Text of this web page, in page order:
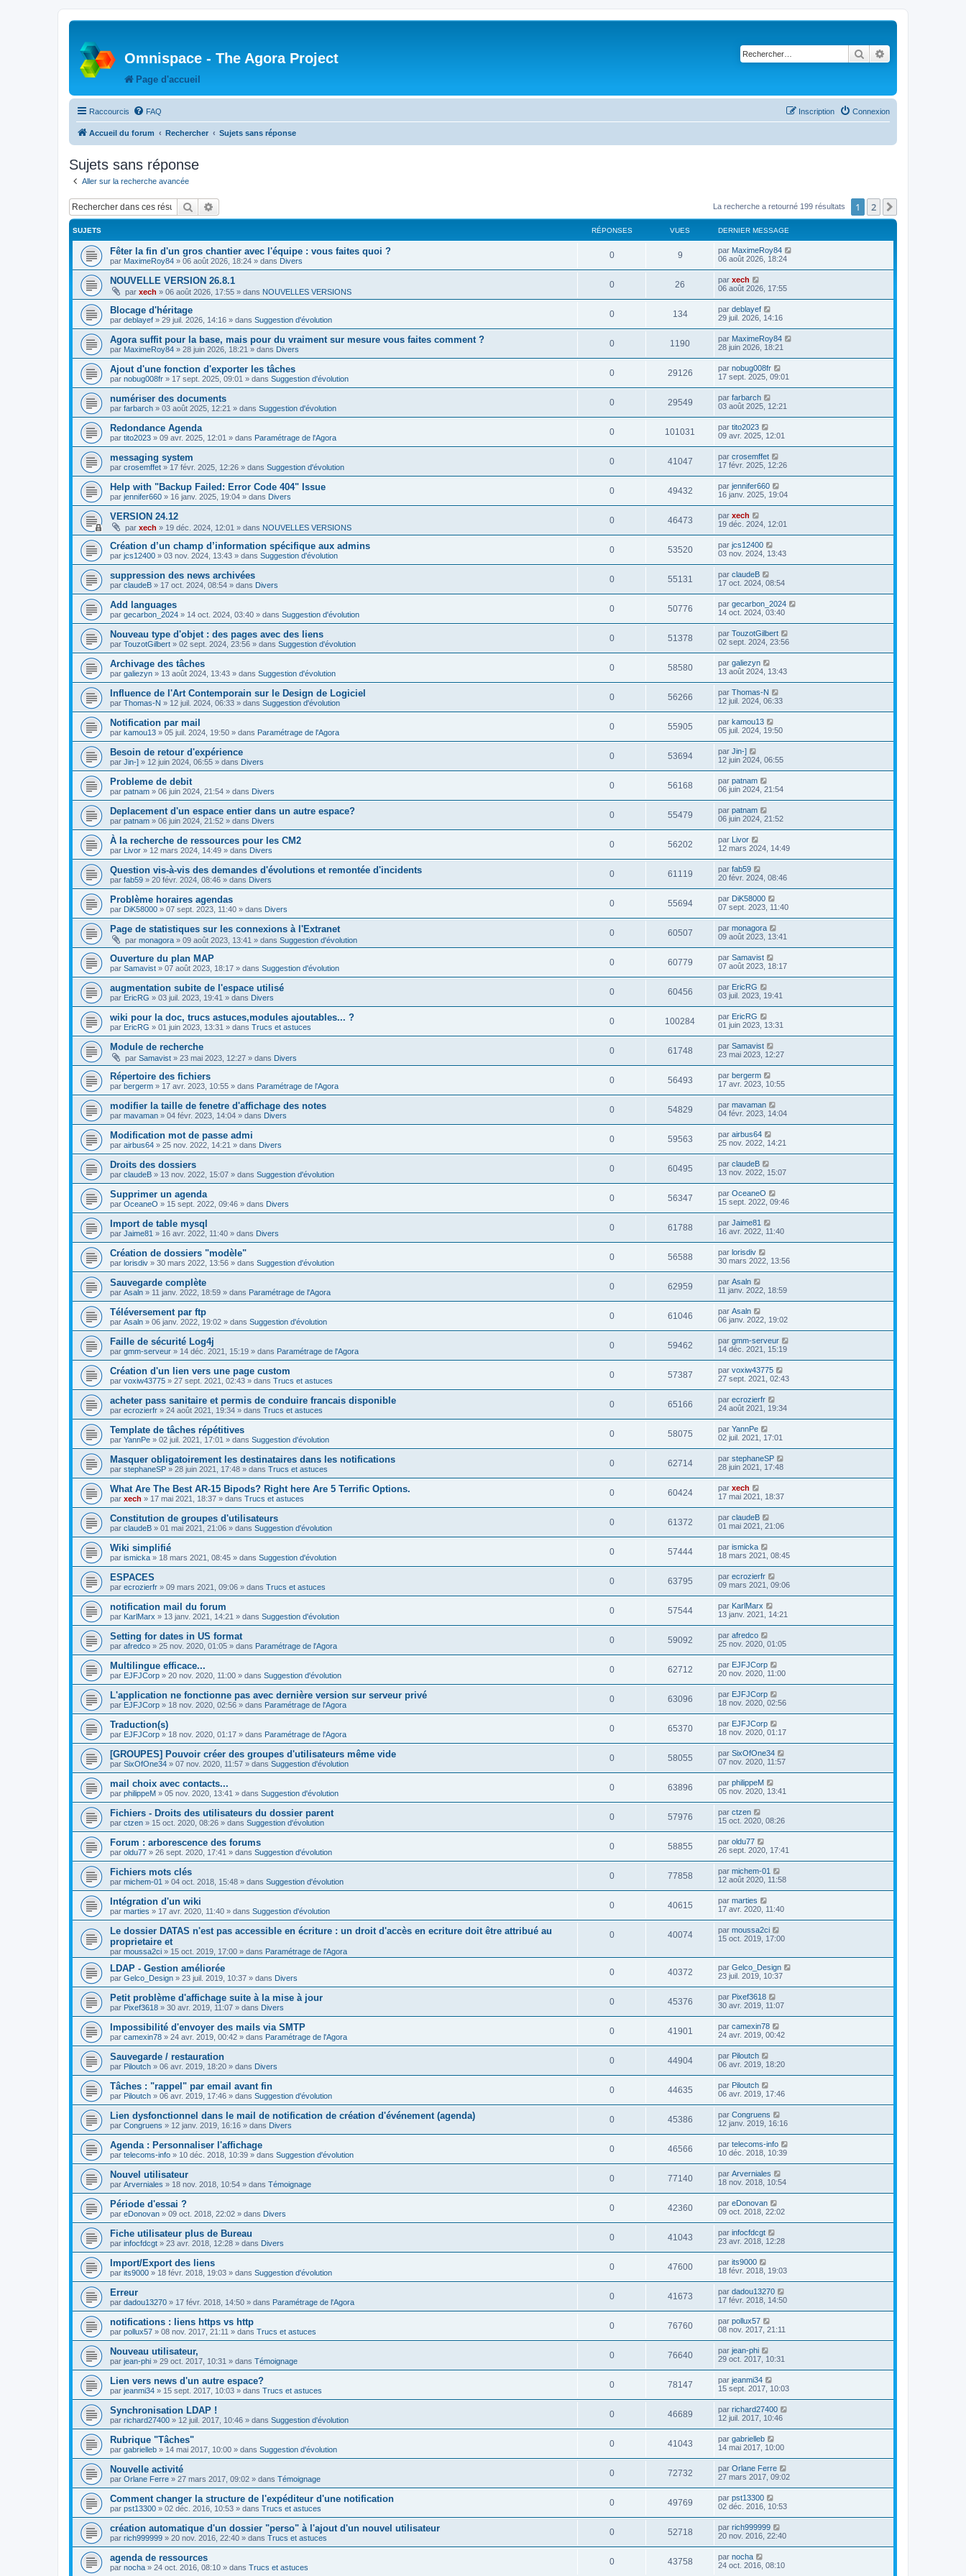
Omnispace - The Agora Project
Page d'accueil
Rechercher
Raccourcis FAQ Connexion
Inscription
Accueil du forum Rechercher Sujets sans réponse
Sujets sans réponse
Aller sur la recherche avancée
Rechercher La recherche a retourné 199 résultats 1 2
SUJETS RÉPONSES VUES DERNIER MESSAGE
Fêter la fin d'un gros chantier avec l'équipe : vous faites quoi ?
par MaximeRoy84 » 06 août 2026, 18:24 » dans Divers
0 9 par MaximeRoy84
06 août 2026, 18:24
NOUVELLE VERSION 26.8.1
par xech » 06 août 2026, 17:55 » dans NOUVELLES VERSIONS
0 26 par xech
06 août 2026, 17:55
Blocage d'héritage
par deblayef » 29 juil. 2026, 14:16 » dans Suggestion d'évolution
0 134 par deblayef
29 juil. 2026, 14:16
Agora suffit pour la base, mais pour du vraiment sur mesure vous faites comment ?
par MaximeRoy84 » 28 juin 2026, 18:21 » dans Divers
0 1190 par MaximeRoy84
28 juin 2026, 18:21
Ajout d'une fonction d'exporter les tâches
par nobug008fr » 17 sept. 2025, 09:01 » dans Suggestion d'évolution
0 29126 par nobug008fr
17 sept. 2025, 09:01
numériser des documents
par farbarch » 03 août 2025, 12:21 » dans Suggestion d'évolution
0 29549 par farbarch
03 août 2025, 12:21
Redondance Agenda
par tito2023 » 09 avr. 2025, 12:01 » dans Paramétrage de l'Agora
0 101031 par tito2023
09 avr. 2025, 12:01
messaging system
par crosemffet » 17 févr. 2025, 12:26 » dans Suggestion d'évolution
0 41047 par crosemffet
17 févr. 2025, 12:26
Help with "Backup Failed: Error Code 404" Issue
par jennifer660 » 16 janv. 2025, 19:04 » dans Divers
0 49432 par jennifer660
16 janv. 2025, 19:04
VERSION 24.12
par xech » 19 déc. 2024, 12:01 » dans NOUVELLES VERSIONS
0 46473 par xech
19 déc. 2024, 12:01
Création d’un champ d’information spécifique aux admins
par jcs12400 » 03 nov. 2024, 13:43 » dans Suggestion d'évolution
0 53520 par jcs12400
03 nov. 2024, 13:43
suppression des news archivées
par claudeB » 17 oct. 2024, 08:54 » dans Divers
0 55131 par claudeB
17 oct. 2024, 08:54
Add languages
par gecarbon_2024 » 14 oct. 2024, 03:40 » dans Suggestion d'évolution
0 50776 par gecarbon_2024
14 oct. 2024, 03:40
Nouveau type d'objet : des pages avec des liens
par TouzotGilbert » 02 sept. 2024, 23:56 » dans Suggestion d'évolution
0 51378 par TouzotGilbert
02 sept. 2024, 23:56
Archivage des tâches
par galiezyn » 13 août 2024, 13:43 » dans Suggestion d'évolution
0 58580 par galiezyn
13 août 2024, 13:43
Influence de l'Art Contemporain sur le Design de Logiciel
par Thomas-N » 12 juil. 2024, 06:33 » dans Suggestion d'évolution
0 56266 par Thomas-N
12 juil. 2024, 06:33
Notification par mail
par kamou13 » 05 juil. 2024, 19:50 » dans Paramétrage de l'Agora
0 55905 par kamou13
05 juil. 2024, 19:50
Besoin de retour d'expérience
par Jin-] » 12 juin 2024, 06:55 » dans Divers
0 53694 par Jin-]
12 juin 2024, 06:55
Probleme de debit
par patnam » 06 juin 2024, 21:54 » dans Divers
0 56168 par patnam
06 juin 2024, 21:54
Deplacement d'un espace entier dans un autre espace?
par patnam » 06 juin 2024, 21:52 » dans Divers
0 55479 par patnam
06 juin 2024, 21:52
À la recherche de ressources pour les CM2
par Livor » 12 mars 2024, 14:49 » dans Divers
0 56202 par Livor
12 mars 2024, 14:49
Question vis-à-vis des demandes d'évolutions et remontée d'incidents
par fab59 » 20 févr. 2024, 08:46 » dans Divers
0 61119 par fab59
20 févr. 2024, 08:46
Problème horaires agendas
par DiK58000 » 07 sept. 2023, 11:40 » dans Divers
0 55694 par DiK58000
07 sept. 2023, 11:40
Page de statistiques sur les connexions à l'Extranet
par monagora » 09 août 2023, 13:41 » dans Suggestion d'évolution
0 60507 par monagora
09 août 2023, 13:41
Ouverture du plan MAP
par Samavist » 07 août 2023, 18:17 » dans Suggestion d'évolution
0 60779 par Samavist
07 août 2023, 18:17
augmentation subite de l'espace utilisé
par EricRG » 03 juil. 2023, 19:41 » dans Divers
0 60456 par EricRG
03 juil. 2023, 19:41
wiki pour la doc, trucs astuces,modules ajoutables... ?
par EricRG » 01 juin 2023, 13:31 » dans Trucs et astuces
0 100284 par EricRG
01 juin 2023, 13:31
Module de recherche
par Samavist » 23 mai 2023, 12:27 » dans Divers
0 61748 par Samavist
23 mai 2023, 12:27
Répertoire des fichiers
par bergerm » 17 avr. 2023, 10:55 » dans Paramétrage de l'Agora
0 56493 par bergerm
17 avr. 2023, 10:55
modifier la taille de fenetre d'affichage des notes
par mavaman » 04 févr. 2023, 14:04 » dans Divers
0 54829 par mavaman
04 févr. 2023, 14:04
Modification mot de passe admi
par airbus64 » 25 nov. 2022, 14:21 » dans Divers
0 59563 par airbus64
25 nov. 2022, 14:21
Droits des dossiers
par claudeB » 13 nov. 2022, 15:07 » dans Suggestion d'évolution
0 60495 par claudeB
13 nov. 2022, 15:07
Supprimer un agenda
par OceaneO » 15 sept. 2022, 09:46 » dans Divers
0 56347 par OceaneO
15 sept. 2022, 09:46
Import de table mysql
par Jaime81 » 16 avr. 2022, 11:40 » dans Divers
0 61788 par Jaime81
16 avr. 2022, 11:40
Création de dossiers "modèle"
par lorisdiv » 30 mars 2022, 13:56 » dans Suggestion d'évolution
0 56588 par lorisdiv
30 mars 2022, 13:56
Sauvegarde complète
par Asaln » 11 janv. 2022, 18:59 » dans Paramétrage de l'Agora
0 62959 par Asaln
11 janv. 2022, 18:59
Téléversement par ftp
par Asaln » 06 janv. 2022, 19:02 » dans Suggestion d'évolution
0 61046 par Asaln
06 janv. 2022, 19:02
Faille de sécurité Log4j
par gmm-serveur » 14 déc. 2021, 15:19 » dans Paramétrage de l'Agora
0 59462 par gmm-serveur
14 déc. 2021, 15:19
Création d'un lien vers une page custom
par voxiw43775 » 27 sept. 2021, 02:43 » dans Trucs et astuces
0 57387 par voxiw43775
27 sept. 2021, 02:43
acheter pass sanitaire et permis de conduire francais disponible
par ecrozierfr » 24 août 2021, 19:34 » dans Trucs et astuces
0 65166 par ecrozierfr
24 août 2021, 19:34
Template de tâches répétitives
par YannPe » 02 juil. 2021, 17:01 » dans Suggestion d'évolution
0 58075 par YannPe
02 juil. 2021, 17:01
Masquer obligatoirement les destinataires dans les notifications
par stephaneSP » 28 juin 2021, 17:48 » dans Trucs et astuces
0 62714 par stephaneSP
28 juin 2021, 17:48
What Are The Best AR-15 Bipods? Right here Are 5 Terrific Options.
par xech » 17 mai 2021, 18:37 » dans Trucs et astuces
0 60424 par xech
17 mai 2021, 18:37
Constitution de groupes d'utilisateurs
par claudeB » 01 mai 2021, 21:06 » dans Suggestion d'évolution
0 61372 par claudeB
01 mai 2021, 21:06
Wiki simplifié
par ismicka » 18 mars 2021, 08:45 » dans Suggestion d'évolution
0 57444 par ismicka
18 mars 2021, 08:45
ESPACES
par ecrozierfr » 09 mars 2021, 09:06 » dans Trucs et astuces
0 63795 par ecrozierfr
09 mars 2021, 09:06
notification mail du forum
par KarlMarx » 13 janv. 2021, 14:21 » dans Suggestion d'évolution
0 57544 par KarlMarx
13 janv. 2021, 14:21
Setting for dates in US format
par afredco » 25 nov. 2020, 01:05 » dans Paramétrage de l'Agora
0 59092 par afredco
25 nov. 2020, 01:05
Multilingue efficace...
par EJFJCorp » 20 nov. 2020, 11:00 » dans Suggestion d'évolution
0 62712 par EJFJCorp
20 nov. 2020, 11:00
L'application ne fonctionne pas avec dernière version sur serveur privé
par EJFJCorp » 18 nov. 2020, 02:56 » dans Paramétrage de l'Agora
0 63096 par EJFJCorp
18 nov. 2020, 02:56
Traduction(s)
par EJFJCorp » 18 nov. 2020, 01:17 » dans Paramétrage de l'Agora
0 65370 par EJFJCorp
18 nov. 2020, 01:17
[GROUPES] Pouvoir créer des groupes d'utilisateurs même vide
par SixOfOne34 » 07 nov. 2020, 11:57 » dans Suggestion d'évolution
0 58055 par SixOfOne34
07 nov. 2020, 11:57
mail choix avec contacts...
par philippeM » 05 nov. 2020, 13:41 » dans Suggestion d'évolution
0 63896 par philippeM
05 nov. 2020, 13:41
Fichiers - Droits des utilisateurs du dossier parent
par ctzen » 15 oct. 2020, 08:26 » dans Suggestion d'évolution
0 57976 par ctzen
15 oct. 2020, 08:26
Forum : arborescence des forums
par oldu77 » 26 sept. 2020, 17:41 » dans Suggestion d'évolution
0 58855 par oldu77
26 sept. 2020, 17:41
Fichiers mots clés
par michem-01 » 04 oct. 2018, 15:48 » dans Suggestion d'évolution
0 77858 par michem-01
12 août 2020, 11:58
Intégration d'un wiki
par marties » 17 avr. 2020, 11:40 » dans Suggestion d'évolution
0 40615 par marties
17 avr. 2020, 11:40
Le dossier DATAS n'est pas accessible en écriture : un droit d'accès en ecriture doit être attribué au
proprietaire et
par moussa2ci » 15 oct. 2019, 17:00 » dans Paramétrage de l'Agora
0 40074 par moussa2ci
15 oct. 2019, 17:00
LDAP - Gestion améliorée
par Gelco_Design » 23 juil. 2019, 10:37 » dans Divers
0 40372 par Gelco_Design
23 juil. 2019, 10:37
Petit problème d'affichage suite à la mise à jour
par Pixef3618 » 30 avr. 2019, 11:07 » dans Divers
0 45376 par Pixef3618
30 avr. 2019, 11:07
Impossibilité d'envoyer des mails via SMTP
par camexin78 » 24 avr. 2019, 00:42 » dans Paramétrage de l'Agora
0 41901 par camexin78
24 avr. 2019, 00:42
Sauvegarde / restauration
par Piloutch » 06 avr. 2019, 18:20 » dans Divers
0 44904 par Piloutch
06 avr. 2019, 18:20
Tâches : "rappel" par email avant fin
par Piloutch » 06 avr. 2019, 17:46 » dans Suggestion d'évolution
0 44635 par Piloutch
06 avr. 2019, 17:46
Lien dysfonctionnel dans le mail de notification de création d'événement (agenda)
par Congruens » 12 janv. 2019, 16:16 » dans Divers
0 45386 par Congruens
12 janv. 2019, 16:16
Agenda : Personnaliser l'affichage
par telecoms-info » 10 déc. 2018, 10:39 » dans Suggestion d'évolution
0 46566 par telecoms-info
10 déc. 2018, 10:39
Nouvel utilisateur
par Arverniales » 18 nov. 2018, 10:54 » dans Témoignage
0 77140 par Arverniales
18 nov. 2018, 10:54
Période d'essai ?
par eDonovan » 09 oct. 2018, 22:02 » dans Divers
0 42360 par eDonovan
09 oct. 2018, 22:02
Fiche utilisateur plus de Bureau
par infocfdcgt » 23 avr. 2018, 12:28 » dans Divers
0 41043 par infocfdcgt
23 avr. 2018, 12:28
Import/Export des liens
par its9000 » 18 févr. 2018, 19:03 » dans Suggestion d'évolution
0 47600 par its9000
18 févr. 2018, 19:03
Erreur
par dadou13270 » 17 févr. 2018, 14:50 » dans Paramétrage de l'Agora
0 41673 par dadou13270
17 févr. 2018, 14:50
notifications : liens https vs http
par pollux57 » 08 nov. 2017, 21:11 » dans Trucs et astuces
0 76760 par pollux57
08 nov. 2017, 21:11
Nouveau utilisateur,
par jean-phi » 29 oct. 2017, 10:31 » dans Témoignage
0 76640 par jean-phi
29 oct. 2017, 10:31
Lien vers news d'un autre espace?
par jeanmi34 » 15 sept. 2017, 10:03 » dans Trucs et astuces
0 78147 par jeanmi34
15 sept. 2017, 10:03
Synchronisation LDAP !
par richard27400 » 12 juil. 2017, 10:46 » dans Suggestion d'évolution
0 46689 par richard27400
12 juil. 2017, 10:46
Rubrique "Tâches"
par gabrielleb » 14 mai 2017, 10:00 » dans Suggestion d'évolution
0 41043 par gabrielleb
14 mai 2017, 10:00
Nouvelle activité
par Orlane Ferre » 27 mars 2017, 09:02 » dans Témoignage
0 72732 par Orlane Ferre
27 mars 2017, 09:02
Comment changer la structure de l'expéditeur d'une notification
par pst13300 » 02 déc. 2016, 10:53 » dans Trucs et astuces
0 49769 par pst13300
02 déc. 2016, 10:53
création automatique d'un dossier "perso" à l'ajout d'un nouvel utilisateur
par rich999999 » 20 nov. 2016, 22:40 » dans Trucs et astuces
0 52718 par rich999999
20 nov. 2016, 22:40
agenda de ressources
par nocha » 24 oct. 2016, 08:10 » dans Trucs et astuces
0 43758 par nocha
24 oct. 2016, 08:10